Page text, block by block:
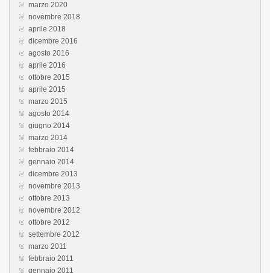
marzo 2020
novembre 2018
aprile 2018
dicembre 2016
agosto 2016
aprile 2016
ottobre 2015
aprile 2015
marzo 2015
agosto 2014
giugno 2014
marzo 2014
febbraio 2014
gennaio 2014
dicembre 2013
novembre 2013
ottobre 2013
novembre 2012
ottobre 2012
settembre 2012
marzo 2011
febbraio 2011
gennaio 2011